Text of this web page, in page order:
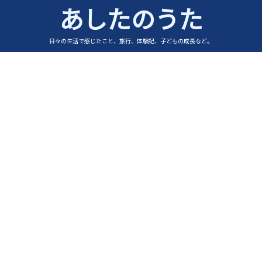
あしたのうた
日々の生活で感じたこと、旅行、体験記、子どもの成長など。